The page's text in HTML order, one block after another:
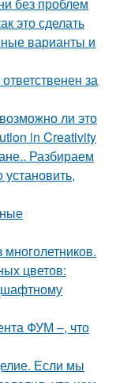
это сделать
варианты и
за
ли это
in Creativity
Разбираем
установить,
цветов:
ФУМ –, что
Если мы